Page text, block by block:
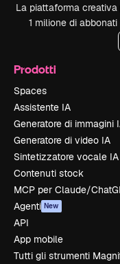
La piattaforma
1 milione di
Prodotti
Spaces
Assistente IA
Generatore di immagini
Generatore di video IA
Sintetizzatore vocale IA
Contenuti stock
MCP per Claude/
Agenti New
API
App mobile
Tutti gli strumenti